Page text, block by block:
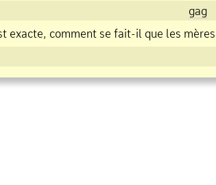
gag
exacte, comment se fait il que les